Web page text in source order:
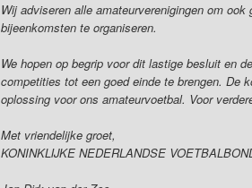
Wij adviseren alle amateurverenigingen om
bijeenkomsten te organiseren.
We hopen op begrip voor dit lastige besluit en
competities tot een goed einde te brengen. De
oplossing voor ons amateurvoetbal. Voor
Met vriendelijke groet,
KONINKLIJKE NEDERLANDSE